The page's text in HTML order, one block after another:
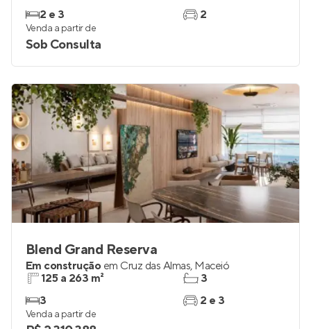
2 e 3
2
Venda a partir de
Sob Consulta
Blend Grand Reserva
Em construção em Cruz das Almas, Maceió
125 a 263 m²
3
3
2 e 3
Venda a partir de